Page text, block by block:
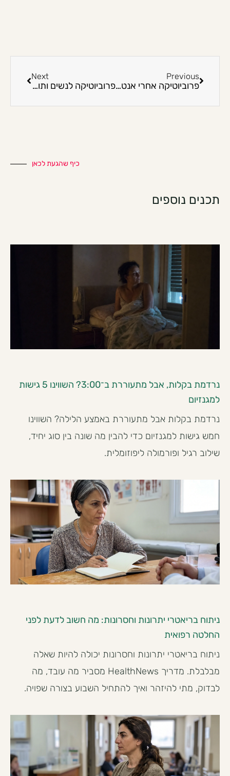
Previous
פרוביוטיקה אחרי אנטיביוטיקה: מתי לקחת ולכמה זמן?
Next
פרוביוטיקה לנשים ותופעות לוואי: מתי לעצור ומה כדאי לבדוק?
כיף שהגעת לכאן
תכנים נוספים
נרדמת בקלות, אבל מתעוררת ב־3:00? השווינו 5 גישות
למגנזיום
נרדמת בקלות אבל מתעוררת באמצע הלילה? השווינו
חמש גישות למגנזיום כדי להבין מה שונה בין סוג יחיד,
שילוב רגיל ופורמולה ליפוזומלית.
ניתוח בריאטרי יתרונות וחסרונות: מה חשוב לדעת לפני
החלטה רפואית
ניתוח בריאטרי יתרונות וחסרונות יכולה להיות שאלה
מבלבלת. מדריך HealthNews מסביר מה עובד, מה
לבדוק, מתי להיזהר ואיך להתחיל השבוע בצורה שפויה.